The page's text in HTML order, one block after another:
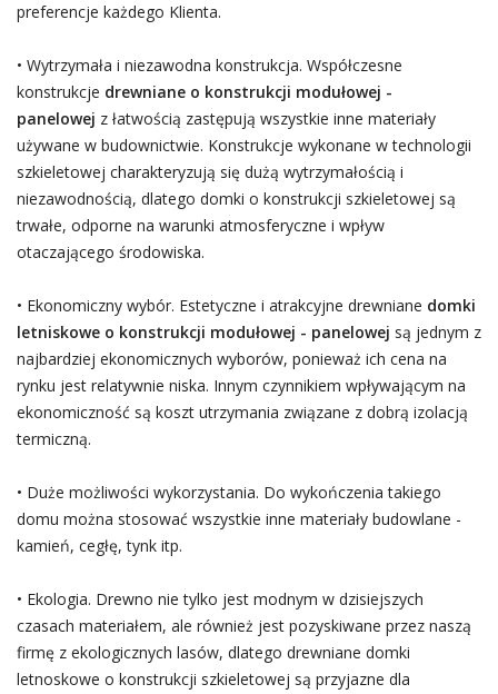
preferencje każdego Klienta.
• Wytrzymała i niezawodna konstrukcja. Współczesne
konstrukcje drewniane o konstrukcji modułowej -
panelowej z łatwością zastępują wszystkie inne materiały
używane w budownictwie. Konstrukcje wykonane w technologii
szkieletowej charakteryzują się dużą wytrzymałością i
niezawodnością, dlatego domki o konstrukcji szkieletowej są
trwałe, odporne na warunki atmosferyczne i wpływ
otaczającego środowiska.
• Ekonomiczny wybór. Estetyczne i atrakcyjne drewniane domki
letniskowe o konstrukcji modułowej - panelowej są jednym z
najbardziej ekonomicznych wyborów, ponieważ ich cena na
rynku jest relatywnie niska. Innym czynnikiem wpływającym na
ekonomiczność są koszt utrzymania związane z dobrą izolacją
termiczną.
• Duże możliwości wykorzystania. Do wykończenia takiego
domu można stosować wszystkie inne materiały budowlane -
kamień, cegłę, tynk itp.
• Ekologia. Drewno nie tylko jest modnym w dzisiejszych
czasach materiałem, ale również jest pozyskiwane przez naszą
firmę z ekologicznych lasów, dlatego drewniane domki
letnoskowe o konstrukcji szkieletowej są przyjazne dla